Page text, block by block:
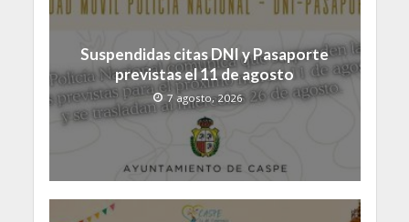
Suspendidas citas DNI y Pasaporte
previstas el 11 de agosto
7 agosto, 2026